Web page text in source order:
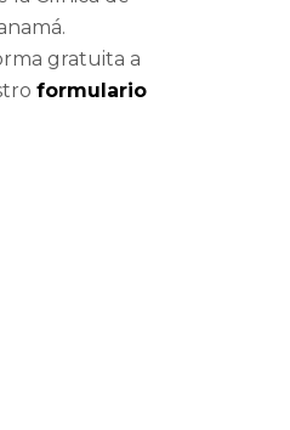
gratuita a
formulario